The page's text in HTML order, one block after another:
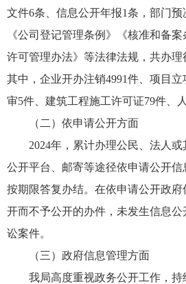
文件6条、信息公开年报1条，部门
《公司登记管理条例》《核准和备
许可管理办法》等法律法规，共办理
其中，企业开办注销4991件、项目
审5件、建筑工程施工许可证79件、
（二）依申请公开方面
2024年，累计办理公民、法人
公开平台、邮寄等途径依申请公开信
按期限答复办结。在依申请公开政
开而不予公开的办件，未发生信息
讼案件。
（三）政府信息管理方面
我局高度重视政务公开工作，持